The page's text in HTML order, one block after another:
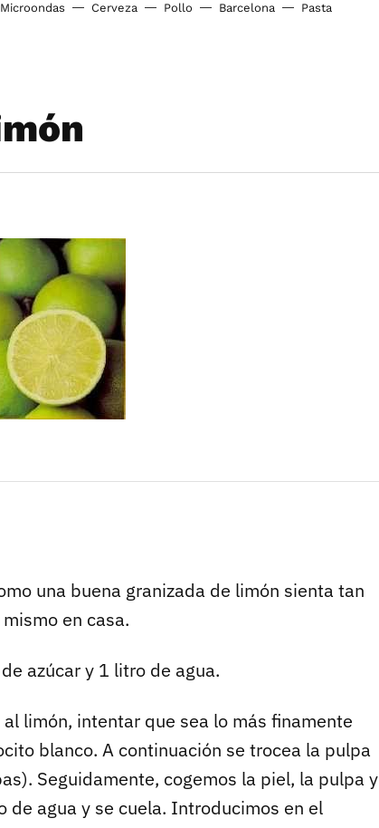
Microondas Cerveza Pollo Barcelona Pasta
una buena granizada de limón sienta tan
en casa.
azúcar y 1 litro de agua.
limón, intentar que sea lo más finamente
blanco. A continuación se trocea la pulpa
Seguidamente, cogemos la piel, la pulpa y
de agua y se cuela. Introducimos en el